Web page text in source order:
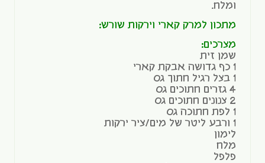
ומלח.
מתכון למרק קארי וירקות שורש:
מצרכים:
שמן זית
1 כף גדושה אבקת קארי
1 בצל רגיל חתוך גס
4 גזרים חתוכים גס
2 צנונים חתוכים גס
1 לפת חתוכה גס
1 ורבע ליטר של מים/ציר ירקות
לימון
מלח
פלפל